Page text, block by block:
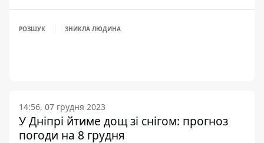
РОЗШУК ЗНИКЛА ЛЮДИНА
14:56, 07 грудня 2023
У Дніпрі йтиме дощ зі снігом: прогноз
погоди на 8 грудня